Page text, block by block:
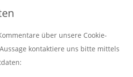
über unsere Cookie-
kontaktiere uns bitte mittels